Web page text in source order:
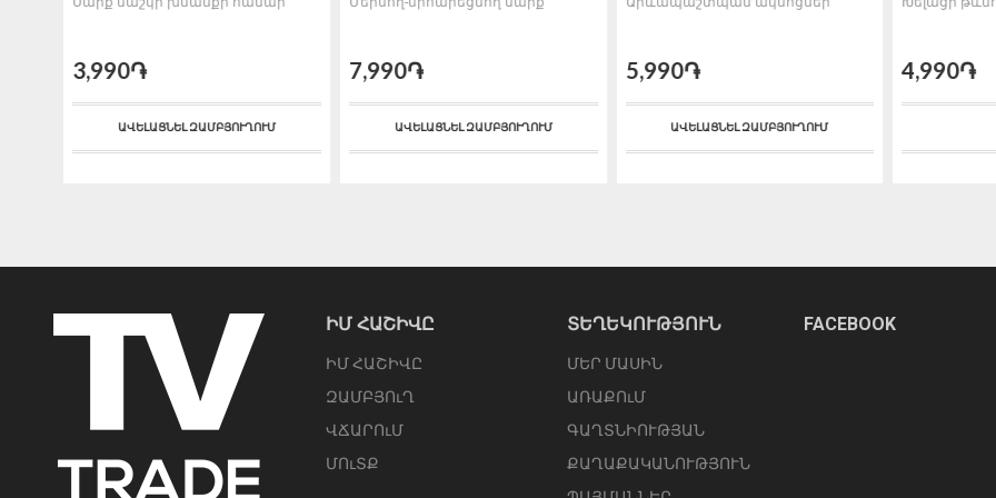
3,990֏
ԱՎԵԼԱՑՆԵԼ ԶԱՄԲՅՈՒՂՈՒՄ
7,990֏
ԱՎԵԼԱՑՆԵԼ ԶԱՄԲՅՈՒՂՈՒՄ
5,990֏
ԱՎԵԼԱՑՆԵԼ ԶԱՄԲՅՈՒՂՈՒՄ
4,990֏
ԻՄ ՀԱՇԻՎԸ
ԻՄ ՀԱՇԻՎԸ
ԶԱՄԲՅՈւՂ
ՎՃԱՐՈւՄ
ՄՈւՏՔ
ՏԵՂԵԿՈՒԹՅՈՒՆ
ՄԵՐ ՄԱՍԻՆ
ԱՌԱՔՈւՄ
ԳԱՂՏՆԻՈՒԹՅԱՆ
ՔԱՂԱՔԱԿԱՆՈՒԹՅՈՒՆ
FACEBOOK